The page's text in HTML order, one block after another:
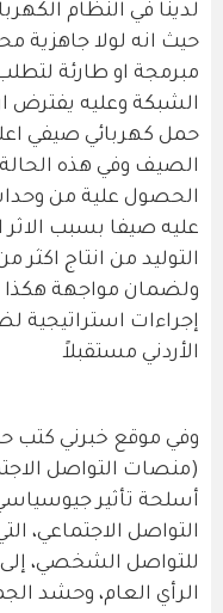
لدينا في النظام
حيث انه لولا جاهزية
مبرمجة او طارئة
الشبكة وعليه يفترض
حمل كهربائي صيفي
الصيف وفي هذه الحالة
الحصول علية من
عليه صيفا بسبب الاثر
ولضمان مواجهة هكذا
إجراءات استراتيجية
الأردني مستقبلاً
وفي موقع خبرني كتب
(منصات التواصل
أسلحة تأثير
التواصل الاجتماعي،
للتواصل الشخصي،
الرأي العام، وحشد